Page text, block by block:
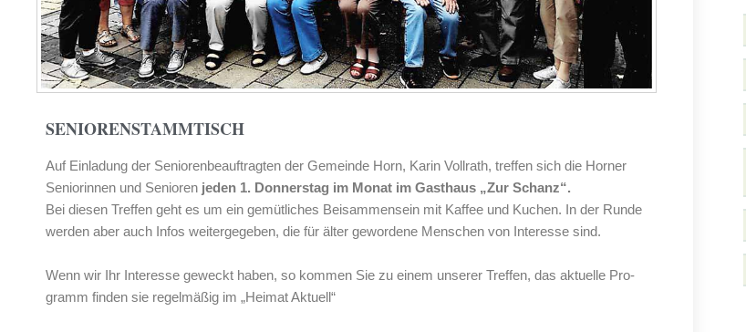
SENIORENSTAMMTISCH
Auf Einladung der Seniorenbeauftragten der Gemeinde Horn, Karin Vollrath, treffen sich die Horner
Seniorinnen und Senioren jeden 1. Donnerstag im Monat im Gasthaus „Zur Schanz“.
Bei diesen Treffen geht es um ein gemütliches Beisammensein mit Kaffee und Kuchen. In der Runde
werden aber auch Infos weitergegeben, die für älter gewordene Menschen von Interesse sind.
Wenn wir Ihr Interesse geweckt haben, so kommen Sie zu einem unserer Treffen, das aktuelle Pro-
gramm finden sie regelmäßig im „Heimat Aktuell“